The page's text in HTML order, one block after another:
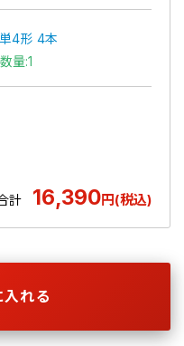
4形 4本
数量:1
計 16,390円(税込)
入れる